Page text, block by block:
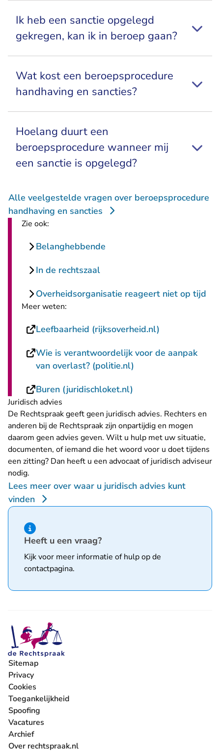
Ik heb een sanctie opgelegd
gekregen, kan ik in beroep gaan?
Wat kost een beroepsprocedure
handhaving en sancties?
Hoelang duurt een
beroepsprocedure wanneer mij
een sanctie is opgelegd?
Alle veelgestelde vragen over beroepsprocedure
handhaving en sancties
Zie ook:
Belanghebbende
In de rechtszaal
Overheidsorganisatie reageert niet op tijd
Meer weten:
Leefbaarheid (rijksoverheid.nl)
Wie is verantwoordelijk voor de aanpak
van overlast? (politie.nl)
Buren (juridischloket.nl)
Juridisch advies
De Rechtspraak geeft geen juridisch advies. Rechters en
anderen bij de Rechtspraak zijn onpartijdig en mogen
daarom geen advies geven. Wilt u hulp met uw situatie,
documenten, of iemand die het woord voor u doet tijdens
een zitting? Dan heeft u een advocaat of juridisch adviseur
nodig.
Lees meer over waar u juridisch advies kunt
vinden
Hint van type informatie
Heeft u een vraag?
Kijk voor meer informatie of hulp op de
contactpagina.
Sitemap
Privacy
Cookies
Toegankelijkheid
Spoofing
Vacatures
- U verlaat Rechtspraak.nl
Archief
Over rechtspraak.nl